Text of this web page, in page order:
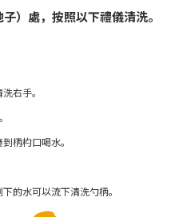
）處，按照以下禮儀清洗。
右手。
柄杓口喝水。
的水可以流下清洗勺柄。